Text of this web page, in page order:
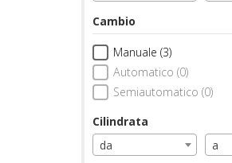
Cambio
Manuale (3)
Automatico (0)
Semiautomatico (0)
Cilindrata
da
a